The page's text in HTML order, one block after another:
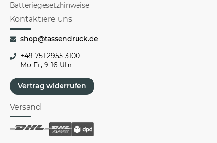
Batteriegesetzhinweise
Kontaktiere uns
shop@tassendruck.de
+49 751 2955 3100
Mo-Fr, 9-16 Uhr
Vertrag widerrufen
Versand